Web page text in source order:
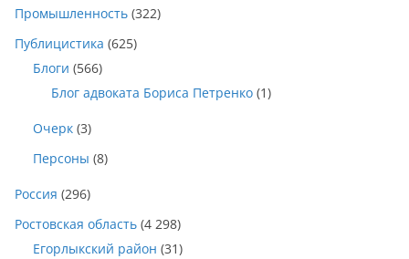
Промышленность (322)
Публицистика (625)
Блоги (566)
Блог адвоката Бориса Петренко (1)
Очерк (3)
Персоны (8)
Россия (296)
Ростовская область (4 298)
Егорлыкский район (31)